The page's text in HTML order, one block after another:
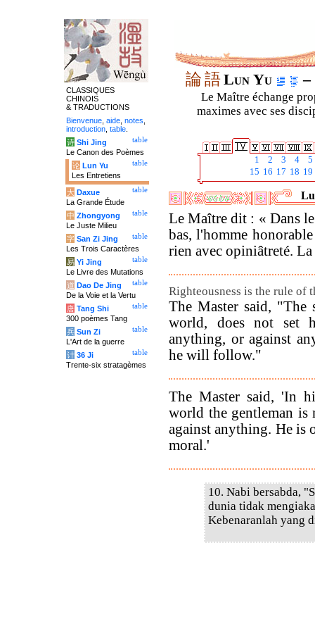
論語Lun Yu –
Le Maître échange
maximes avec ses
1 2 3 4
5
15 16 17 18 19
Le Maître dit : « Dans
bas, l'homme
rien avec opiniâtreté.
Righteousness is the rule of
The Master said, "The
world, does not set
anything, or against
he will follow."
The Master said, 'In
world the gentleman
against anything. He is
moral.'
10. Nabi bersabda,
dunia tidak
Kebenaranlah yang
CLASSIQUES
CHINOIS
& TRADUCTIONS
Bienvenue aide notes
introduction table
table
诗 Shi Jing
Le Canon des Poèmes
table
论 Lun Yu
Les Entretiens
table
大 Daxue
La Grande Étude
table
中 Zhongyong
Le Juste Milieu
table
字 San Zi Jing
Les Trois Caractères
table
易 Yi Jing
Le Livre des Mutations
table
道 Dao De Jing
De la Voie et la Vertu
table
唐 Tang Shi
300 poèmes Tang
table
兵 Sun Zi
L'Art de la guerre
table
计 36 Ji
Trente-six stratagèmes